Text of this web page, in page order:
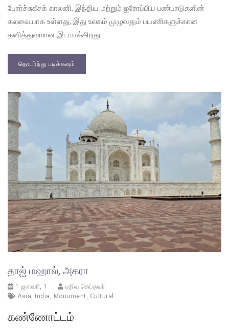
போர்ச்சுகீசக் காலனி, இந்திய மற்றும் ஐரோப்பிய பண்பாடுகளின்
கலவையாக உள்ளது, இது உலகம் முழுவதும் பயணிகளுக்கான
தனித்துவமான இடமாக்கிறது.
தொடர்ந்து படிக்கவும்
தாஜ் மஹால், அகரா
1 ஜனவரி, 1
பதிவு செய்தவர்
Asia, India , Monument , Cultural
கண்ணோட்டம்